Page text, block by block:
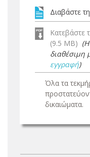
Διαβάστε
Κατεβάστε
(9.5 MB)
διαθέσιμη
εγγραφή)
Όλα τα
δικαιώματα.